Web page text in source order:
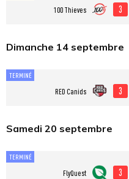
100 Thieves 3
Dimanche 14 septembre
TERMINÉ
RED Canids 3
Samedi 20 septembre
TERMINÉ
FlyQuest 3